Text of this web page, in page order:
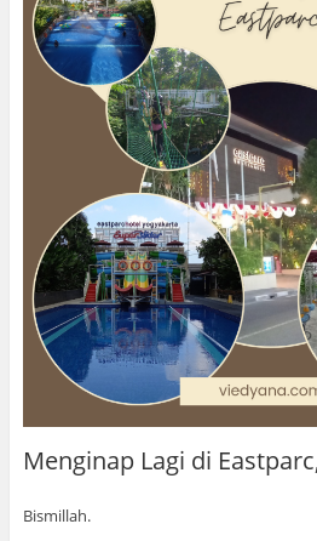
Menginap Lagi di
Bismillah.